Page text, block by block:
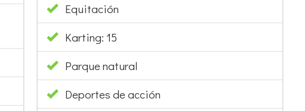
Equitación
Karting: 15
Parque natural
Deportes de acción